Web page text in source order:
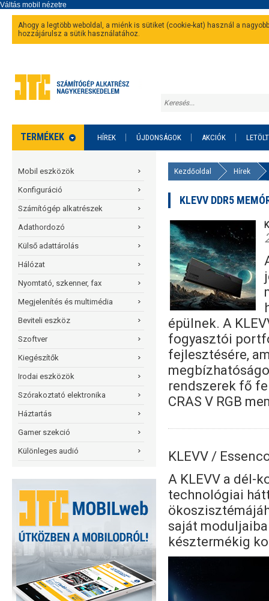
Ahogy a legtöbb weboldal, a miénk is sütiket (cookie-kat) használ a
hozzájárulsz a sütik használatához.
TERMÉKEK HÍREK ÚJDONSÁGOK AKCIÓK
Mobil eszközök
Konfiguráció
Számítógép alkatrészek
Adathordozó
Külső adattárolás
Hálózat
Nyomtató, szkenner, fax
Megjelenítés és multimédia
Beviteli eszköz
Szoftver
Kiegészítők
Irodai eszközök
Szórakoztató elektronika
Háztartás
Gamer szekció
Különleges audió
Kezdőoldal Hírek
KLEVV DDR5
épülnek. A
fogyasztói
fejlesztésére,
rendszerek fő
CRAS V RGB
KLEVV /
A KLEVV a dél-
technológiai
saját
késztermékig